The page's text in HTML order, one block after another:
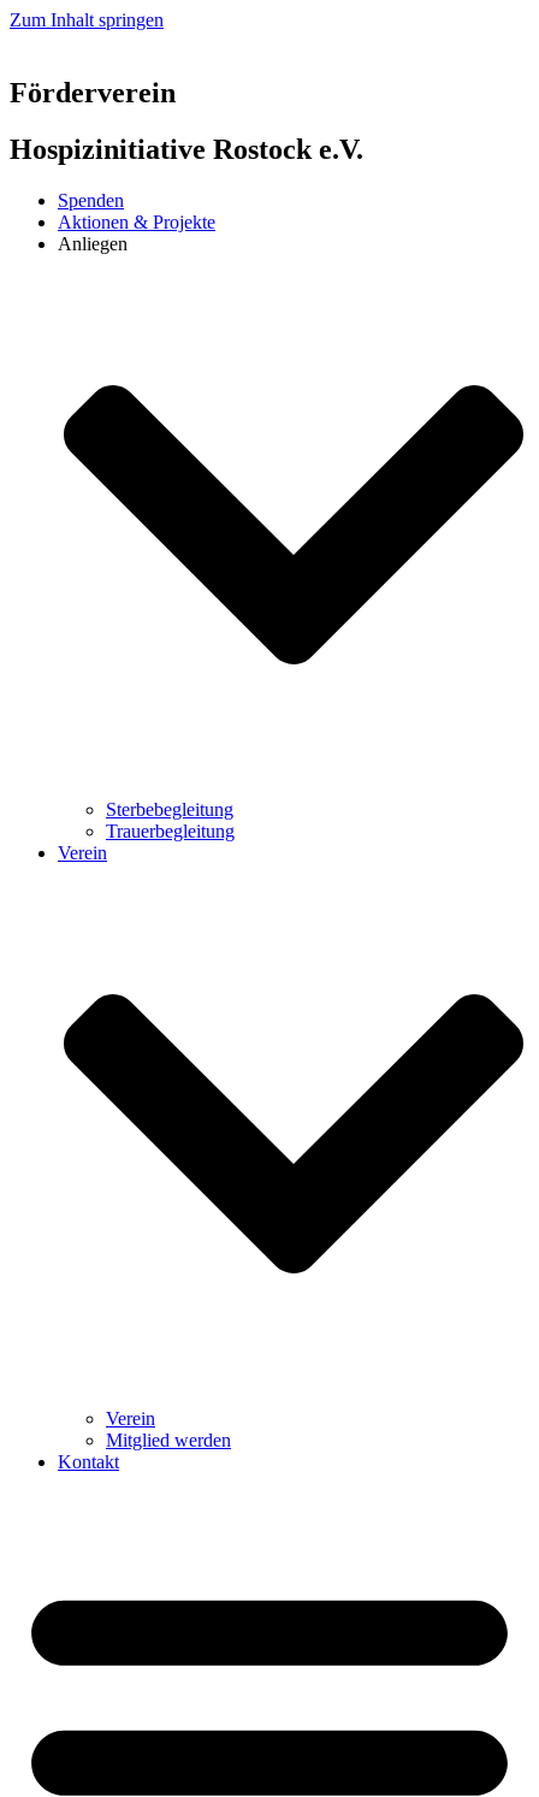
Zum Inhalt springen
Förderverein
Hospizinitiative Rostock e.V.
Spenden
Aktionen & Projekte
Anliegen
Sterbebegleitung
Trauerbegleitung
Verein
Verein
Mitglied werden
Kontakt